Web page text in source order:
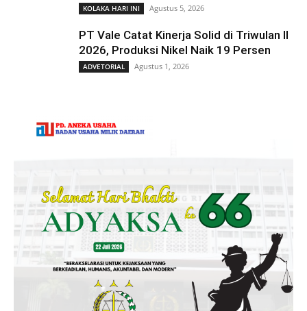
KOLAKA HARI INI Agustus 5, 2026
PT Vale Catat Kinerja Solid di Triwulan II
2026, Produksi Nikel Naik 19 Persen
ADVETORIAL Agustus 1, 2026